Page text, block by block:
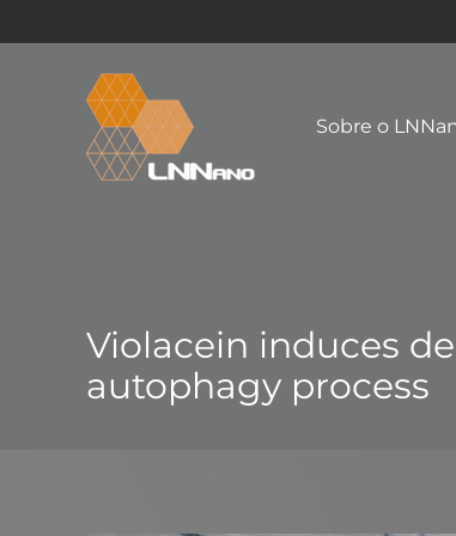
Sobre o
Violacein induces
autophagy process